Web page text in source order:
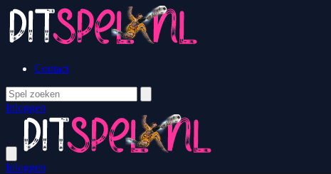
Contact
Inloggen
Inloggen